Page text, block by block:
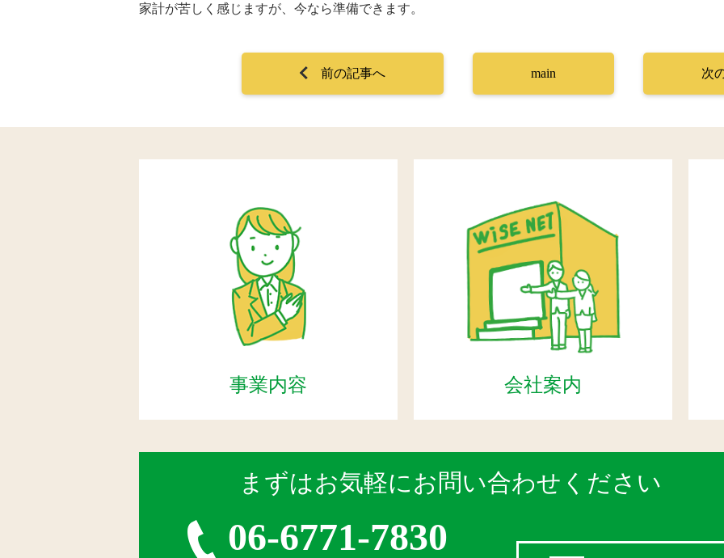
家計が苦しく感じますが、今なら準備できます。
前の記事へ main 次
事業内容 会社案内
まずはお気軽にお問い合わせください
06-6771-7830